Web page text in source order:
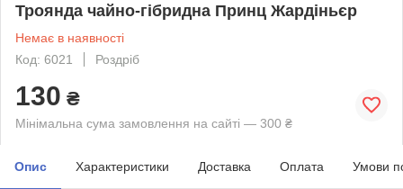
Троянда чайно-гібридна Принц Жардіньєр
Немає в наявності
Код: 6021
Роздріб
130 ₴
Мінімальна сума замовлення на сайті — 300 ₴
Опис Характеристики Доставка Оплата Умови